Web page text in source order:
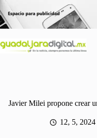
al
contenido
Javier Milei propone crear
12, 5, 2024